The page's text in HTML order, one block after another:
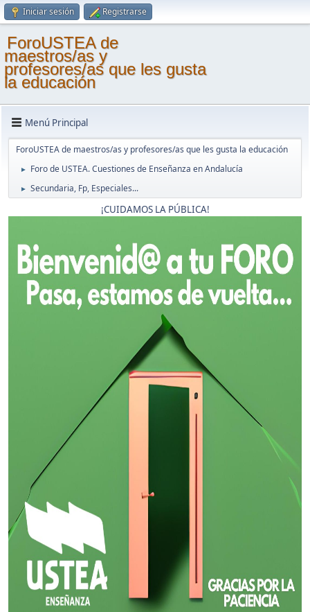
Iniciar sesión Registrarse
ForoUSTEA de
maestros/as y
profesores/as que les gusta
la educación
Menú Principal
ForoUSTEA de maestros/as y profesores/as que les gusta la educación
► Foro de USTEA. Cuestiones de Enseñanza en Andalucía
► Secundaria, Fp, Especiales...
¡CUIDAMOS LA PÚBLICA!